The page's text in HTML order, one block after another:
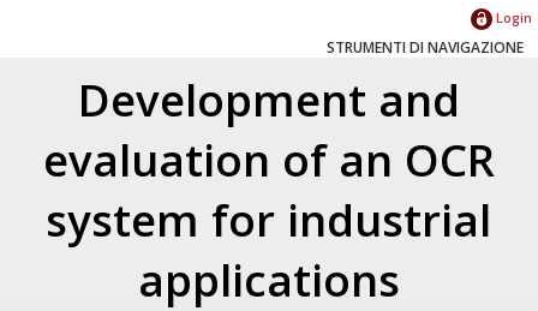
Login
STRUMENTI DI NAVIGAZIONE
Development and
evaluation of an OCR
system for industrial
applications